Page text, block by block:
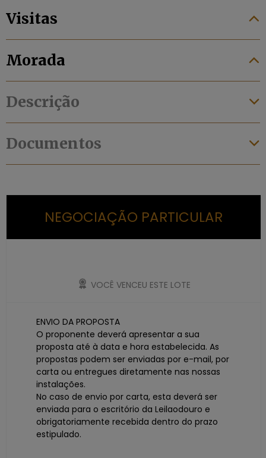
Visitas
Morada
Descrição
Documentos
NEGOCIAÇÃO PARTICULAR
VOCÊ VENCEU ESTE LOTE
ENVIO DA PROPOSTA
O proponente deverá apresentar a sua
proposta até à data e hora estabelecida. As
propostas podem ser enviadas por e-mail, por
carta ou entregues diretamente nas nossas
instalações.
No caso de envio por carta, esta deverá ser
enviada para o escritório da Leilaodouro e
obrigatoriamente recebida dentro do prazo
estipulado.